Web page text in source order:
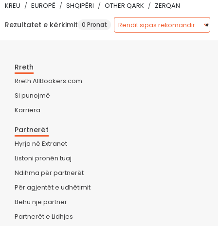
KREU EUROPË SHQIPËRI OTHER QARK ZERQAN
Rezultatet e kërkimit 0 Pronat
Rreth
Rreth AllBookers.com
Si punojmë
Karriera
Partnerët
Hyrja në Extranet
Listoni pronën tuaj
Ndihma për partnerët
Për agjentët e udhëtimit
Bëhu një partner
Partnerët e Lidhjes